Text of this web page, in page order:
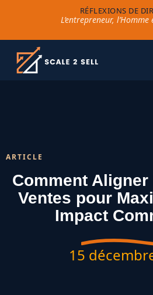
RÉFLEXIONS DE
L’entrepreneur,
ARTICLE
Comment
Ventes pour
Impact
15